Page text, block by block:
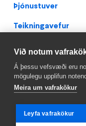
Þjónustuver
Teikningavefur
Facebook
Við notum
Á þessu vefsvæði eru
mögulegu upplifun
Meira um vafrakökur
Leyfa vafrakökur